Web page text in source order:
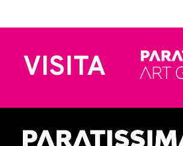
VISITA